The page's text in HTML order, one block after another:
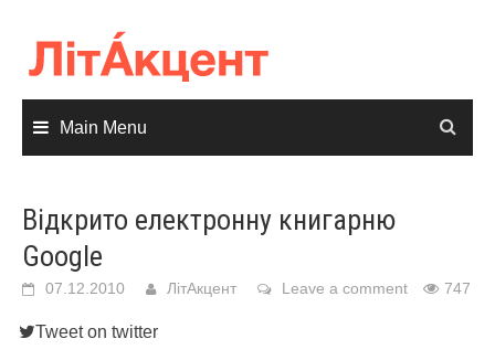
content
Main Menu
Відкрито електронну книгарню
Google
07.12.2010 ЛітАкцент Leave a comment 747
Tweet on twitter